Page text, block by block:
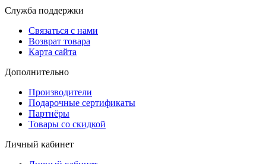
Служба поддержки
Связаться с нами
Возврат товара
Карта сайта
Дополнительно
Производители
Подарочные сертификаты
Партнёры
Товары со скидкой
Личный кабинет